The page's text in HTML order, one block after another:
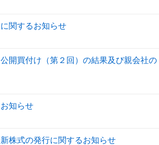
関するお知らせ
開買付け（第２回）の結果及び親会社の
知らせ
株式の発行に関するお知らせ